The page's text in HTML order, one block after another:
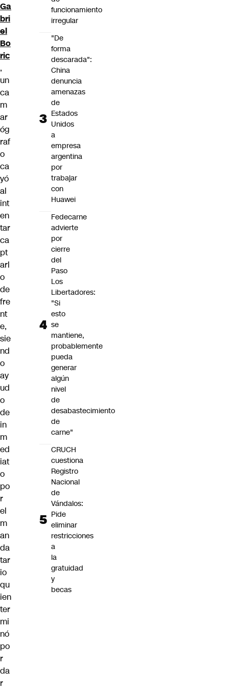
Ga
bri
el
Bo
ric
,
un
ca
m
ar
óg
raf
o
ca
yó
al
int
en
tar
ca
pt
arl
o
de
fre
nt
e,
sie
nd
o
ay
ud
o
de
in
m
ed
iat
o
po
r
el
m
an
da
tar
io
qu
ien
ter
mi
nó
po
r
da
r
funcionamiento
irregular
"De
forma
descarada":
China
denuncia
amenazas
de
Estados
Unidos
a
empresa
argentina
por
trabajar
con
Huawei
Fedecarne
advierte
por
cierre
del
Paso
Los
Libertadores:
"Si
esto
se
mantiene,
probablemente
pueda
generar
algún
nivel
de
desabastecimiento
de
carne"
CRUCH
cuestiona
Registro
Nacional
de
Vándalos:
Pide
eliminar
restricciones
a
la
gratuidad
y
becas